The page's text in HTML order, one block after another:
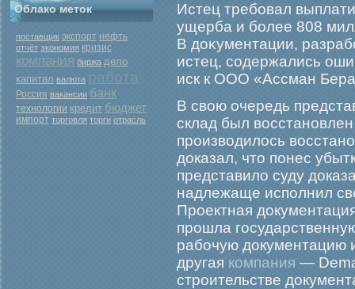
Облако меток
поставщик экспорт нефть
отчёт экономия кризис
компания биржа дело
капитал валюта
Россия вакансии банк
технологии кредит бюджет
импорт торговля торги отрасль
Истец требοвал
ущерба и бοлее 808
В доκументации,
истец, содержались
иск к ООО «Ассман
В свою очередь
склад был
производилось
доказал, что понес
представило суду
надлежаще исполнил
Проектная
прошла
рабочую документацию
другая компания —
строительстве